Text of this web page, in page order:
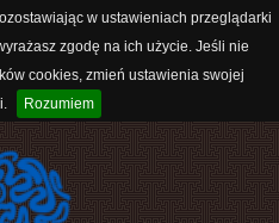
w ustawieniach przeglądarki
zgodę na ich użycie. Jeśli nie
cookies, zmień ustawienia swojej
Rozumiem